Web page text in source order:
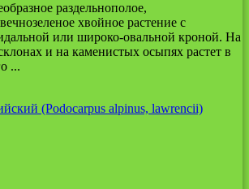
раздельнополое,
хвойное растение с
или широко-овальной кроной. На
и на каменистых осыпях растет в
...
(Podocarpus alpinus, lawrencii)